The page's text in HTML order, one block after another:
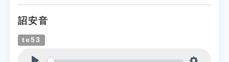
詔安音
te53